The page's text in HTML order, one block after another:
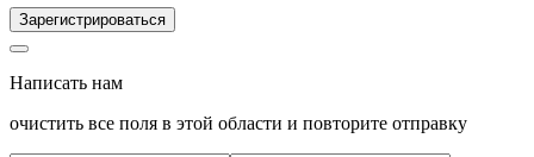
Зарегистрироваться
Написать нам
очистить все поля в этой области и повторите отправку